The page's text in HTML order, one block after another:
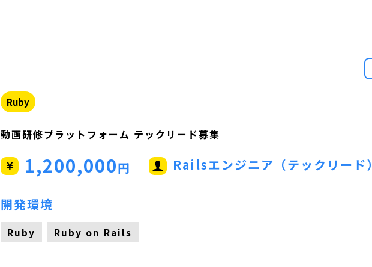
Ruby
動画研修プラットフォーム テックリード募集
1,200,000円 Railsエンジニア（テックリード）
開発環境
Ruby Ruby on Rails